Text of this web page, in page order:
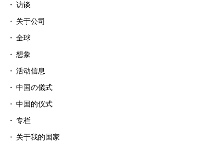
访谈
关于公司
全球
想象
活动信息
中国の儀式
中国的仪式
专栏
关于我的国家